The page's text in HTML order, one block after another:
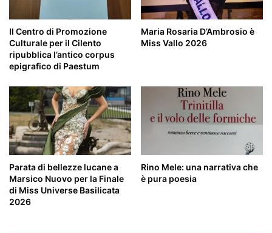
Il Centro di Promozione
Culturale per il Cilento
ripubblica l’antico corpus
epigrafico di Paestum
Maria Rosaria D’Ambrosio è
Miss Vallo 2026
Parata di bellezze lucane a
Marsico Nuovo per la Finale
di Miss Universe Basilicata
2026
Rino Mele: una narrativa che
è pura poesia